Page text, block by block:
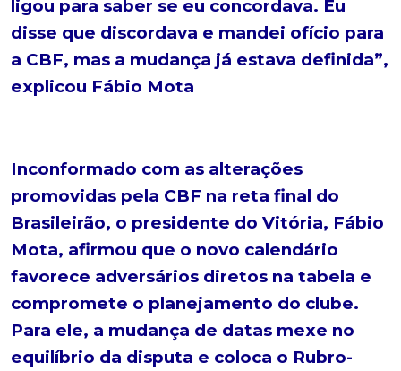
ligou para saber se eu concordava. Eu
disse que discordava e mandei ofício para
a CBF, mas a mudança já estava definida”,
explicou Fábio Mota
Inconformado com as alterações
promovidas pela CBF na reta final do
Brasileirão, o presidente do Vitória, Fábio
Mota, afirmou que o novo calendário
favorece adversários diretos na tabela e
compromete o planejamento do clube.
Para ele, a mudança de datas mexe no
equilíbrio da disputa e coloca o Rubro-